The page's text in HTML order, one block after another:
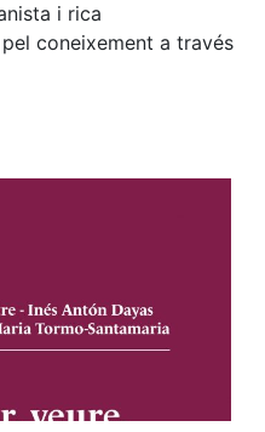
i rica
coneixement a través